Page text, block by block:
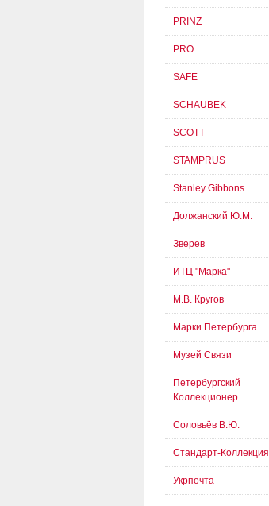
PRINZ
PRO
SAFE
SCHAUBEK
SCOTT
STAMPRUS
Stanley Gibbons
Должанский Ю.М.
Зверев
ИТЦ "Марка"
М.В. Кругов
Марки Петербурга
Музей Связи
Петербургский
Коллекционер
Соловьёв В.Ю.
Стандарт-Коллекция
Укрпочта